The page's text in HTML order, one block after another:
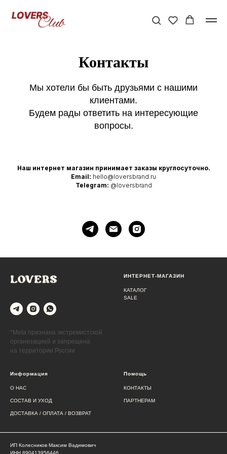
Контакты
Мы хотели бы быть друзьями с нашими
клиентами.
Будем рады ответить на интересующие
вопросы.
Наш интернет магазин принимает заказы круглосуточно.
Email: hello@loversbrand.ru
Telegram: @loversbrand
*Meta признана экстремистской
организацией и запрещена
на территории России
ИНТЕРНЕТ-МАГАЗИН
КАТАЛОГ
SALE
Информация
О НАС
СОСТАВ И УХОД
ДОСТАВКА / ОПЛАТА / ВОЗВРАТ
Помощь
КОНТАКТЫ
ПАРТНЕРАМ
ИП Колесников Максим Вадимович
ИНН 890413956446